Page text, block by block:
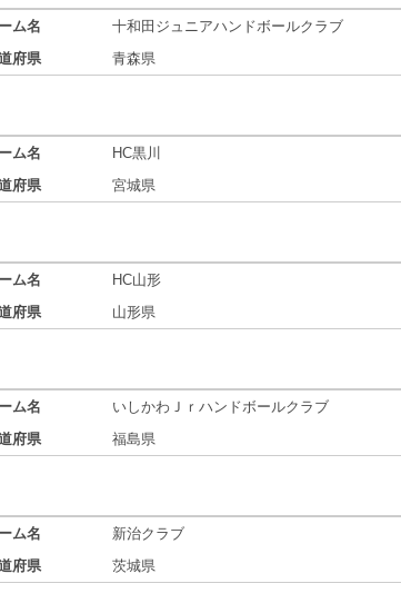
ム名
十和田ジュニアハンドボールクラブ
府県
青森県
ム名
HC黒川
府県
宮城県
ム名
HC山形
府県
山形県
ム名
いしかわＪｒハンドボールクラブ
府県
福島県
ム名
新治クラブ
府県
茨城県